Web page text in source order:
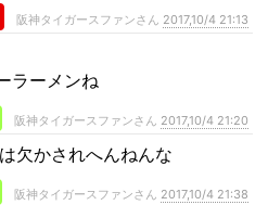
阪神タイガースファンさん 2017,10/4 21:13
ラーメンね
阪神タイガースファンさん 2017,10/4 21:20
欠かされへんねんな
阪神タイガースファンさん 2017,10/4 21:38